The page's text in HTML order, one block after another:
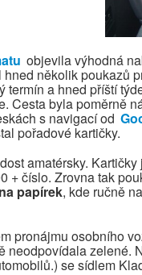
objevila výhodná
několik poukazů
termín a hned příští
Cesta byla poměrně
s navigací od
pořadové kartičky.
amatérsky.
+ číslo. Zrovna tak
papírek, kde ručně
pronájmu osobního
neodpovídala zelené.
se sídlem